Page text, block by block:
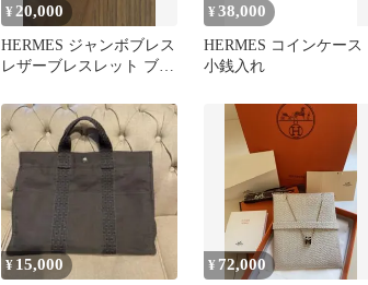
¥ 20,000
HERMES ジャンボブレス
レザーブレスレット ブラ
¥38,000
HERMES コインケース
小銭入れ
¥ 15,000 ¥ 72,000